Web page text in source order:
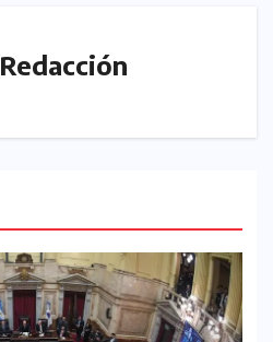
Redacción